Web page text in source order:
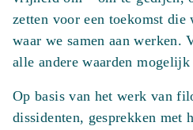
zetten voor een toekomst die
waar we samen aan werken.
alle andere waarden mogelijk
Op basis van het werk van
dissidenten, gesprekken met